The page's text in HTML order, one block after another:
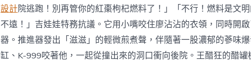
設計院逃跑！別再管你的紅棗枸杞燃料了！」「不行！燃料是文
不遠！」吉娃娃特務抗議。它用小嘴咬住廖沾沾的衣領，同時開
器。推進器發出「滋滋」的輕微煎煮聲，伴隨著一股濃郁的蔘味
缸、K-999咬著他，一起從撞出來的洞口衝向後院。王醋狂的醋罐